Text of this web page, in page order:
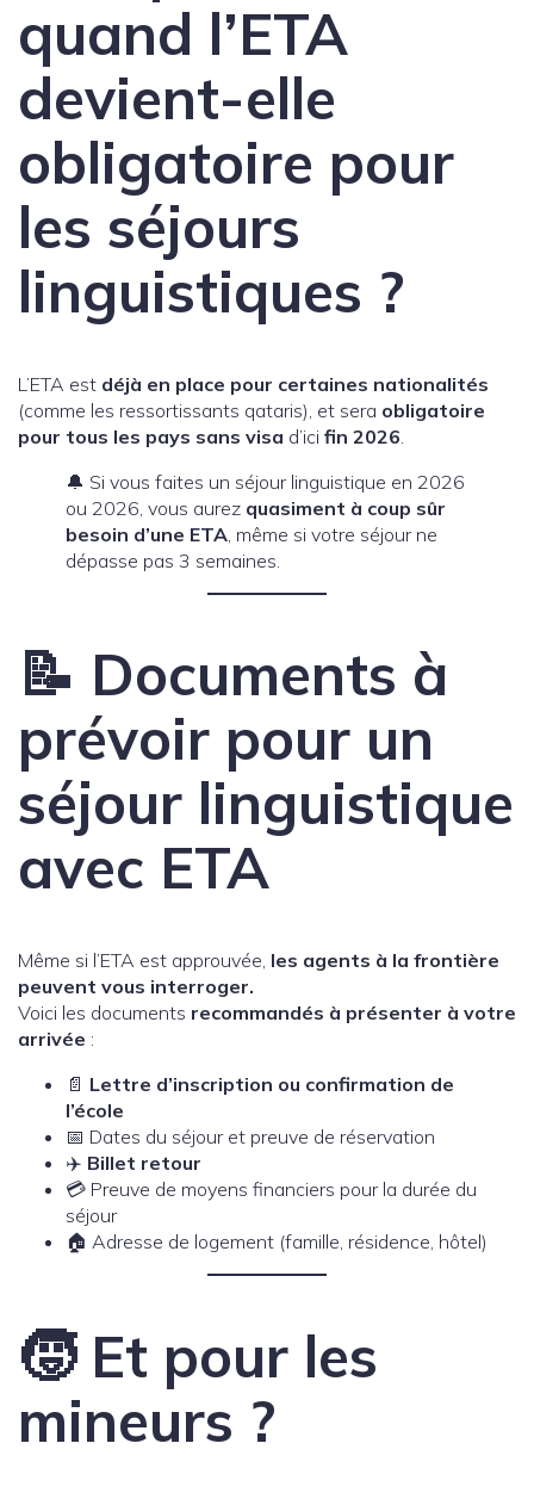
quand l’ETA
devient-elle
obligatoire pour
les séjours
linguistiques ?
L’ETA est déjà en place pour certaines nationalités
(comme les ressortissants qataris), et sera obligatoire
pour tous les pays sans visa d’ici fin 2026
🔔 Si vous faites un séjour linguistique en 2026
ou 2026, vous aurez quasiment à coup sûr
besoin d’une ETA , même si votre séjour ne
dépasse pas 3 semaines.
📝 Documents à
prévoir pour un
séjour linguistique
avec ETA
Même si l’ETA est approuvée, les agents à la frontière
peuvent vous interroger.
Voici les documents recommandés à présenter à votre
arrivée :
📄 Lettre d’inscription ou confirmation de
l’école
📅 Dates du séjour et preuve de réservation
✈️ Billet retour
💳 Preuve de moyens financiers pour la durée du
séjour
🏠 Adresse de logement (famille, résidence, hôtel)
🧒 Et pour les
mineurs ?